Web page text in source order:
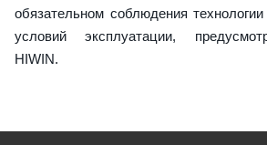
обязательном соблюдения
условий эксплуатации,
HIWIN.